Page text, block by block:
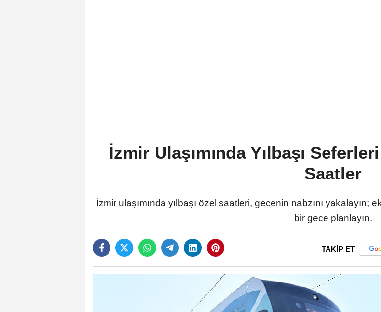
İzmir Ulaşımında Yılbaşı
Saatler
İzmir ulaşımında yılbaşı özel saatleri, gecenin nabzını
bir gece planlayın.
TAKİP ET